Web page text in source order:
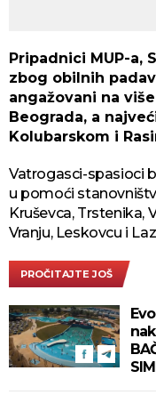
Pripadnici MUP-a,
zbog obilnih
angažovani na
Beograda, a
Kolubarskom i
Vatrogasci-spasioci
u pomoći
Kruševca, Trstenika,
Vranju, Leskovcu i
PROČITAJTE JOŠ